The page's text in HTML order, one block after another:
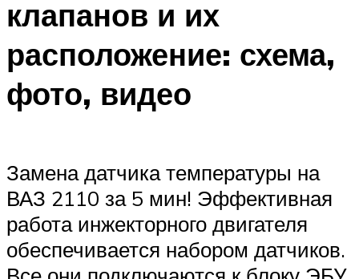
клапанов и их
расположение: схема,
фото, видео
Замена датчика температуры на
ВАЗ 2110 за 5 мин! Эффективная
работа инжекторного двигателя
обеспечивается набором датчиков.